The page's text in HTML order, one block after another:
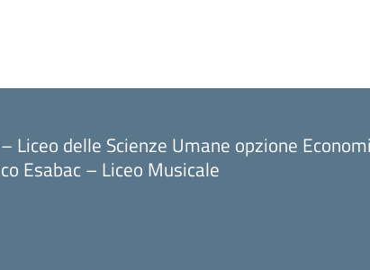
Liceo delle Scienze Umane opzione
Esabac – Liceo Musicale